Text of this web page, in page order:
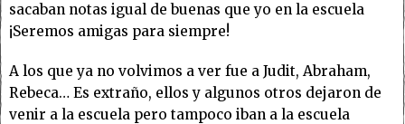
sacaban notas igual de buenas que yo en la escuela
¡Seremos amigas para siempre!
A los que ya no volvimos a ver fue a Judit, Abraham,
Rebeca… Es extraño, ellos y algunos otros dejaron de
venir a la escuela pero tampoco iban a la escuela